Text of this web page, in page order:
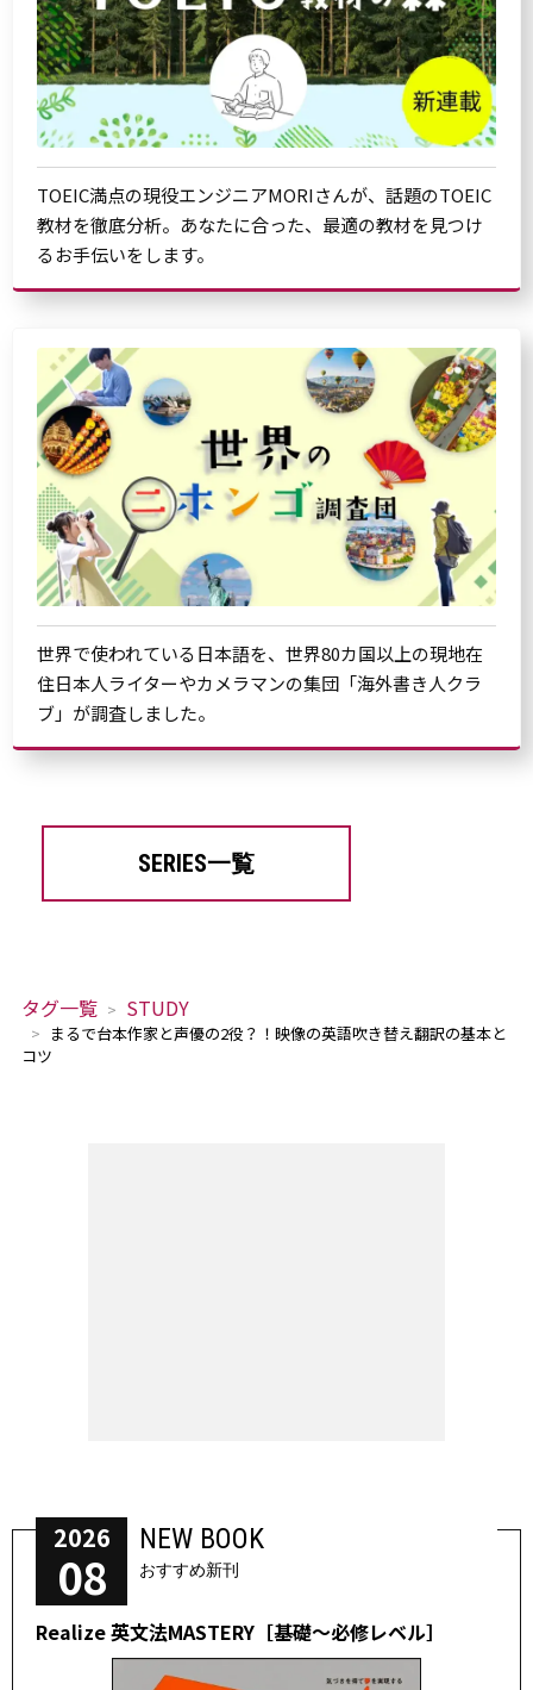
TOEIC満点の現役エンジニアMORIさんが、話題のTOEIC
教材を徹底分析。あなたに合った、最適の教材を見つけ
るお手伝いをします。
世界で使われている日本語を、世界80カ国以上の現地在
住日本人ライターやカメラマンの集団「海外書き人クラ
ブ」が調査しました。
SERIES一覧
タグ一覧 STUDY
まるで台本作家と声優の2役？！映像の英語吹き替え翻訳の基本と
コツ
2026
08
NEW BOOK
おすすめ新刊
Realize 英文法MASTERY［基礎～必修レベル］